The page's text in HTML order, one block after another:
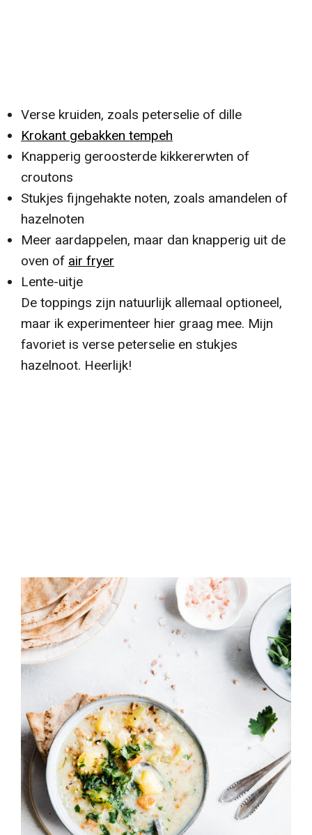
Verse kruiden, zoals peterselie of dille
Krokant gebakken tempeh
Knapperig geroosterde kikkererwten of
croutons
Stukjes fijngehakte noten, zoals amandelen of
hazelnoten
Meer aardappelen, maar dan knapperig uit de
oven of air fryer
Lente-uitje
De toppings zijn natuurlijk allemaal optioneel,
maar ik experimenteer hier graag mee. Mijn
favoriet is verse peterselie en stukjes
hazelnoot. Heerlijk!